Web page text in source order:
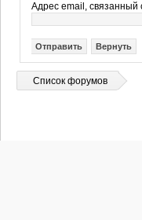
Адрес email, связанный
Список форумов